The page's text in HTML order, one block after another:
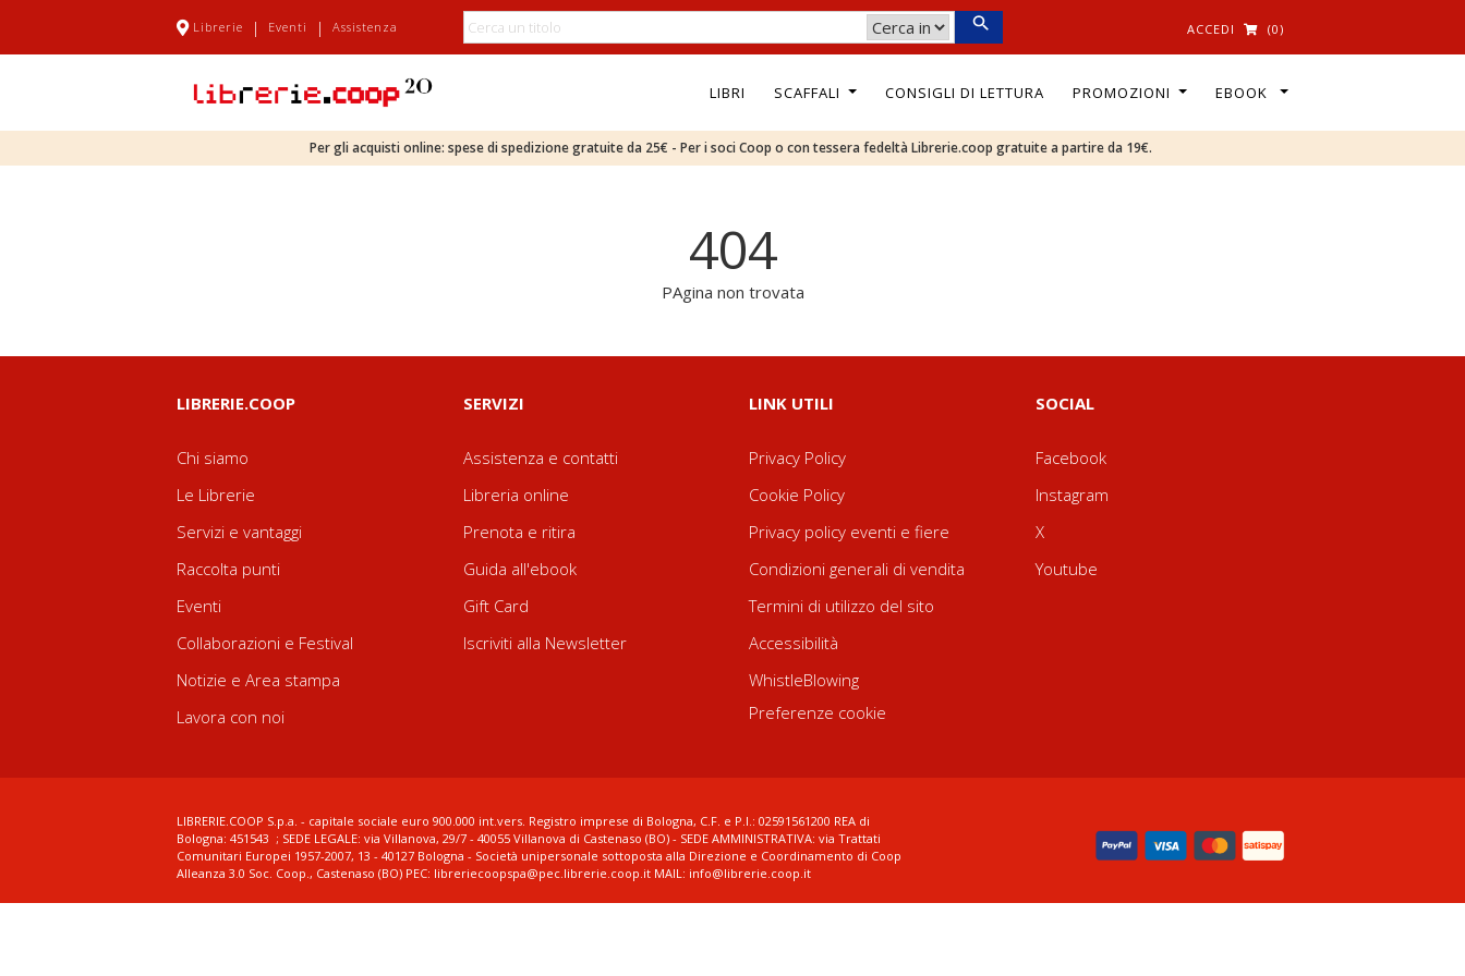
Librerie | Eventi | Assistenza ACCEDI (0)
LIBRI SCAFFALI CONSIGLI DI LETTURA PROMOZIONI EBOOK
Per gli acquisti online: spese di spedizione gratuite da 25€ - Per i soci Coop o con tessera fedeltà Librerie.coop gratuite a partire da 19€.
404
PAgina non trovata
LIBRERIE.COOP
Chi siamo
Le Librerie
Servizi e vantaggi
Raccolta punti
Eventi
Collaborazioni e Festival
Notizie e Area stampa
Lavora con noi
SERVIZI
Assistenza e contatti
Libreria online
Prenota e ritira
Guida all'ebook
Gift Card
Iscriviti alla Newsletter
LINK UTILI
Privacy Policy
Cookie Policy
Privacy policy eventi e fiere
Condizioni generali di vendita
Termini di utilizzo del sito
Accessibilità
WhistleBlowing
Preferenze cookie
SOCIAL
Facebook
Instagram
X
Youtube
LIBRERIE.COOP S.p.a. - capitale sociale euro 900.000 int.vers. Registro imprese di Bologna, C.F. e P.I.: 02591561200 REA di
Bologna: 451543 ; SEDE LEGALE: via Villanova, 29/7 - 40055 Villanova di Castenaso (BO) - SEDE AMMINISTRATIVA: via Trattati
Comunitari Europei 1957-2007, 13 - 40127 Bologna - Società unipersonale sottoposta alla Direzione e Coordinamento di Coop
Alleanza 3.0 Soc. Coop., Castenaso (BO) PEC: libreriecoopspa@pec.librerie.coop.it MAIL: info@librerie.coop.it